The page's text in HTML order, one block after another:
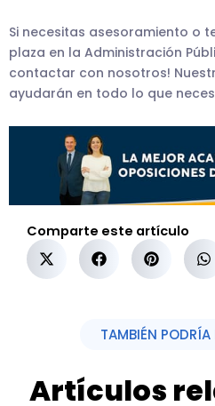
Si necesitas asesoramiento o
plaza en la Administración
contactar con nosotros!
ayudarán en todo lo que
Comparte este artículo
TAMBIÉN PODRÍA
Artículos